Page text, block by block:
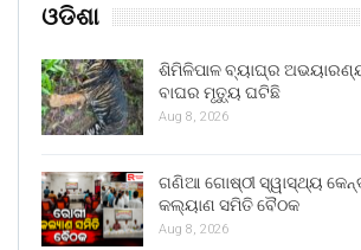
ଓଡିଶା
ଶିମିଳିପାଳ ବ୍ୟାଘ୍ର
ବାଘର ମୃତ୍ୟୁ ଘଟିଛି
Aug 8, 2026
ଗଣିଆ ଗୋଷ୍ଠୀ ସ୍ୱାସ୍ଥ୍ୟ
କଲ୍ୟାଣ ସମିତି ବୈଠକ
Aug 8, 2026